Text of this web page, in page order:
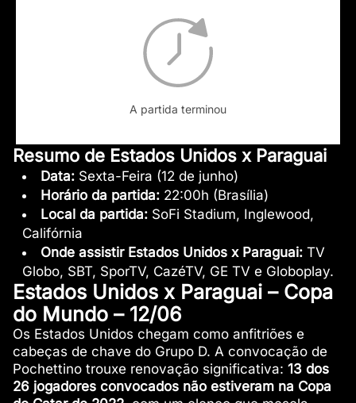
A partida terminou
Resumo de Estados Unidos x Paraguai
Data: Sexta-Feira (12 de junho)
Horário da partida: 22:00h (Brasília)
Local da partida: SoFi Stadium, Inglewood,
Califórnia
Onde assistir Estados Unidos x Paraguai: TV
Globo, SBT, SporTV, CazéTV, GE TV e Globoplay.
Estados Unidos x Paraguai – Copa
do Mundo – 12/06
Os Estados Unidos chegam como anfitriões e
cabeças de chave do Grupo D. A convocação de
Pochettino trouxe renovação significativa: 13 dos
26 jogadores convocados não estiveram na Copa